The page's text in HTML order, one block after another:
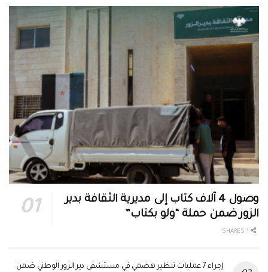
وصول 4 آلاف كتاب إلى مديرية الثقافة بدير
الزور ضمن حملة “ولو بكتاب”
إجراء 7 عمليات تنظير هضمي في مستشفى دير الزور الوطني ضمن